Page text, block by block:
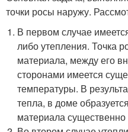
точки росы наружу.
В первом случае
либо утепления. Точка
материала, между его
сторонами имеется
температуры. В
тепла, в доме
материала